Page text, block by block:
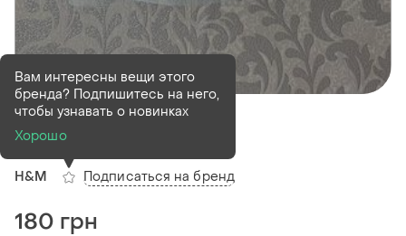
Деактивирован1 шт
Спідниця 7-8 років
H&M
Вам интересны вещи этого
бренда? Подпишитесь на него,
чтобы узнавать о новинках
Хорошо
Подписаться на бренд
180 грн